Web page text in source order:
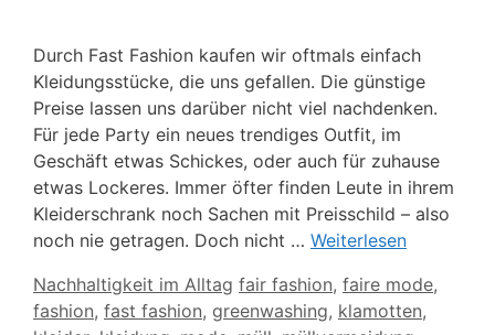
Durch Fast Fashion kaufen wir oftmals einfach
Kleidungsstücke, die uns gefallen. Die günstige
Preise lassen uns darüber nicht viel nachdenken.
Für jede Party ein neues trendiges Outfit, im
Geschäft etwas Schickes, oder auch für zuhause
etwas Lockeres. Immer öfter finden Leute in ihrem
Kleiderschrank noch Sachen mit Preisschild – also
noch nie getragen. Doch nicht … Weiterlesen
Kategorien
Nachhaltigkeit im Alltag Schlagwörter
fair fashion, faire mode,
fashion, fast fashion, greenwashing, klamotten,